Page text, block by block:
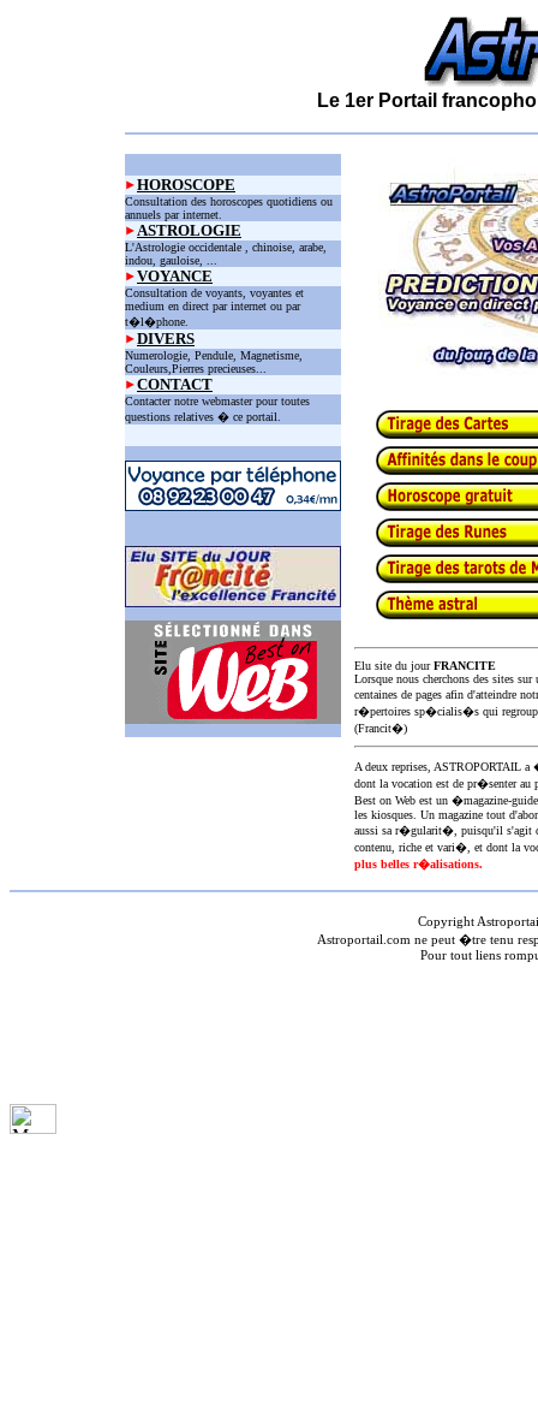
Le 1er Portail
HOROSCOPE
Consultation des horoscopes quotidiens ou
annuels par internet.
ASTROLOGIE
L'Astrologie occidentale , chinoise, arabe,
indou, gauloise, ...
VOYANCE
Consultation de voyants, voyantes et
medium en direct par internet ou par
t�l�phone.
DIVERS
Numerologie, Pendule, Magnetisme,
Couleurs,Pierres precieuses...
CONTACT
Contacter notre webmaster pour toutes
questions relatives � ce portail.
Elu site du jourFRANCITE
Lorsque nous cherchons des sites
centaines de pages afin d'atteindre
r�pertoires sp�cialis�s qui
(Francit�)
A deux reprises,
dont la vocation est de pr�senter au
Best on Web est un �magazine-
les kiosques. Un magazine tout
aussi sa r�gularit�, puisqu'il s'agit
contenu, riche et vari�, et dont la
plus belles r�alisations.
Copyright
Astroportail.com ne peut �tre tenu
Pour tout liens